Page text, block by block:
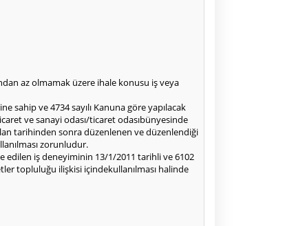
az olmamak üzere ihale konusu iş veya
sahip ve 4734 sayılı Kanuna göre yapılacak
ve sanayi odası/ticaret odasıbünyesinde
tarihinden sonra düzenlenen ve düzenlendiği
zorunludur.
edilen iş deneyiminin 13/1/2011 tarihli ve 6102
topluluğu ilişkisi içindekullanılması halinde